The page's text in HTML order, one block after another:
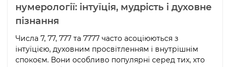
нумерології: інтуїція, мудрість і духовне
пізнання
Числа 7, 77, 777 та 7777 часто асоціюються з
інтуїцією, духовним просвітленням і внутрішнім
спокоєм. Вони особливо популярні серед тих, хто